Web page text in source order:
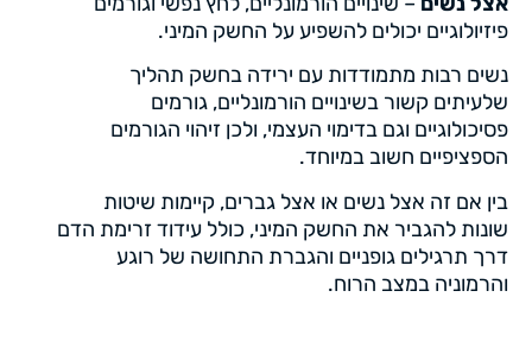
פיזיולוגיים יכולים להשפיע על החשק המיני.
נשים רבות מתמודדות עם ירידה בחשק תהליך
שלעיתים קשור בשינויים הורמונליים, גורמים
פסיכולוגיים וגם בדימוי העצמי, ולכן זיהוי הגורמים
הספציפיים חשוב במיוחד.
בין אם זה אצל נשים או אצל גברים, קיימות שיטות
שונות להגביר את החשק המיני, כולל עידוד זרימת הדם
דרך תרגילים גופניים והגברת התחושה של רוגע
והרמוניה במצב הרוח.